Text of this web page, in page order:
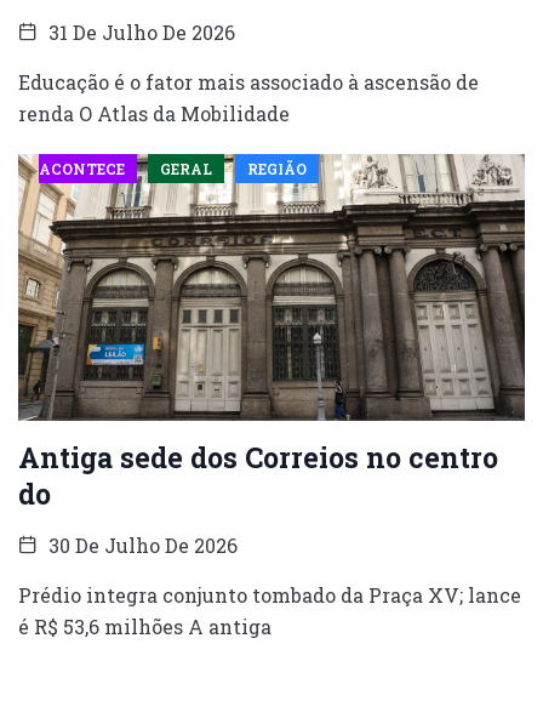
31 De Julho De 2026
Educação é o fator mais associado à ascensão de
renda O Atlas da Mobilidade
ACONTECE GERAL REGIÃO
Antiga sede dos Correios no centro
do
30 De Julho De 2026
Prédio integra conjunto tombado da Praça XV; lance
é R$ 53,6 milhões A antiga